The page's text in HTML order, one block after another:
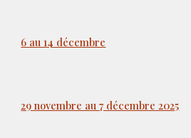
6 au 14 décembre
29 novembre au 7 décembre 2025